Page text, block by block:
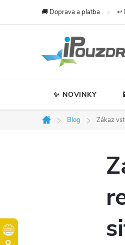
🚚 Doprava a platba ↩️
✨ NOVINKY
Domů
Blog Zákaz